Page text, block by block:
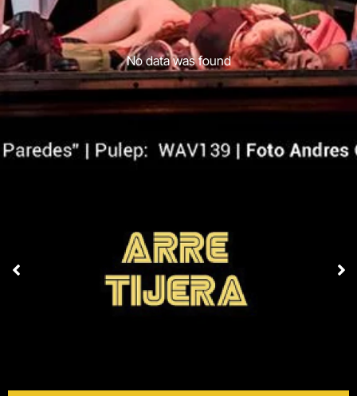
No data was found